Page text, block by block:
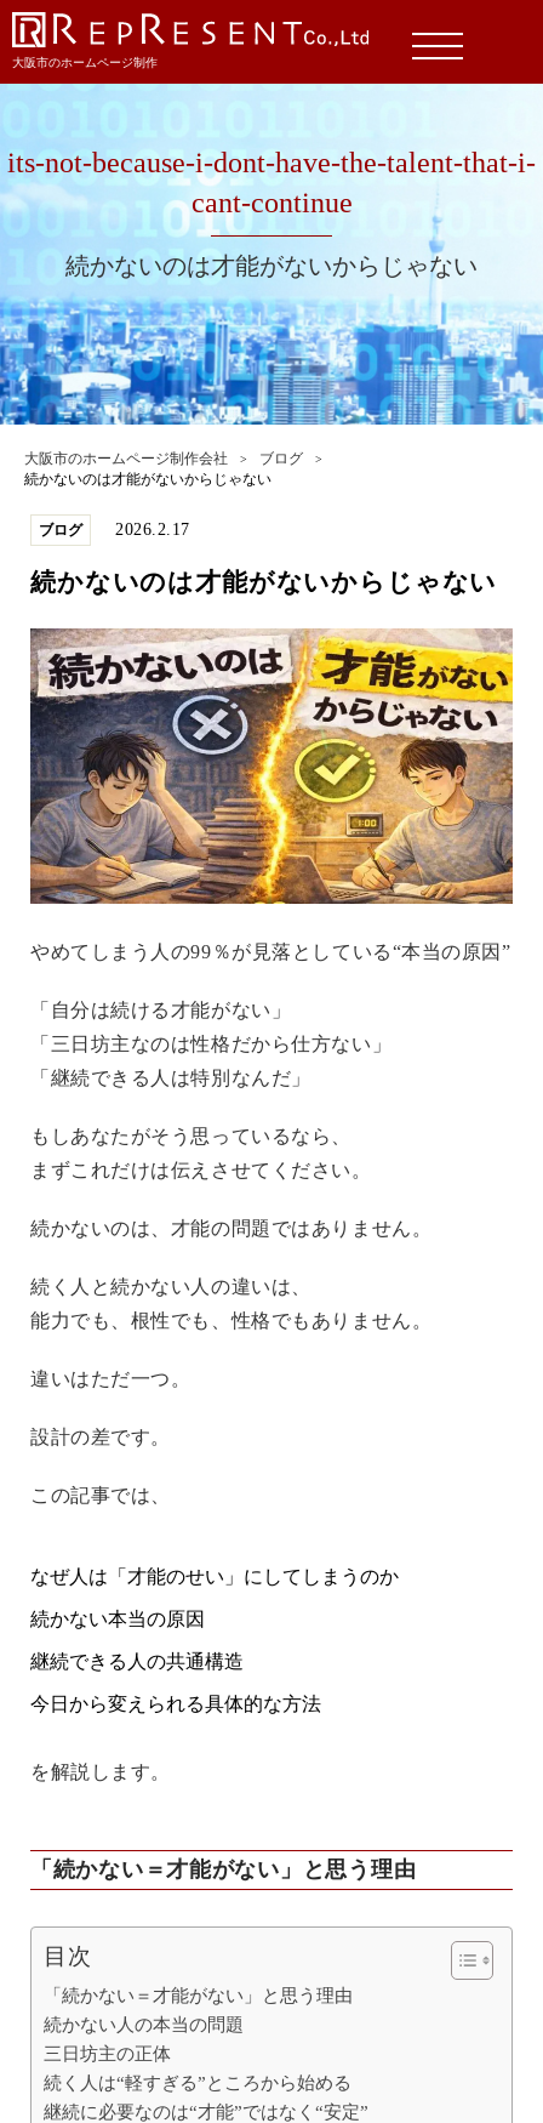
大阪市のホームページ制作
its-not-because-i-dont-have-the-talent-that-i-
cant-continue
続かないのは才能がないからじゃない
大阪市のホームページ制作会社
ブログ
続かないのは才能がないからじゃない
ブログ 2026.2.17
続かないのは才能がないからじゃない
やめてしまう人の99％が見落としている“本当の原因”
「自分は続ける才能がない」
「三日坊主なのは性格だから仕方ない」
「継続できる人は特別なんだ」
もしあなたがそう思っているなら、
まずこれだけは伝えさせてください。
続かないのは、才能の問題ではありません。
続く人と続かない人の違いは、
能力でも、根性でも、性格でもありません。
違いはただ一つ。
設計の差です。
この記事では、
なぜ人は「才能のせい」にしてしまうのか
続かない本当の原因
継続できる人の共通構造
今日から変えられる具体的な方法
を解説します。
「続かない＝才能がない」と思う理由
目次
「続かない＝才能がない」と思う理由
続かない人の本当の問題
三日坊主の正体
続く人は“軽すぎる”ところから始める
継続に必要なのは“才能”ではなく“安定”